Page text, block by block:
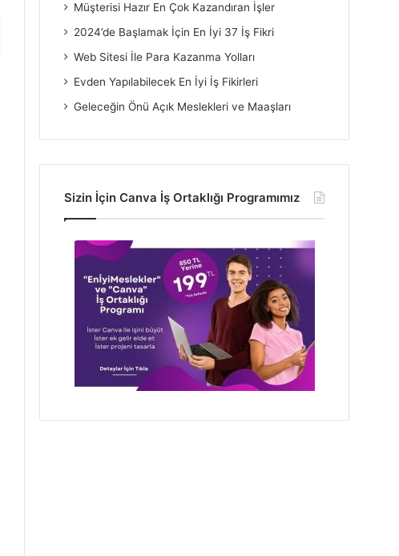
Müşterisi Hazır En Çok Kazandıran İşler
2024’de Başlamak İçin En İyi 37 İş Fikri
Web Sitesi İle Para Kazanma Yolları
Evden Yapılabilecek En İyi İş Fikirleri
Geleceğin Önü Açık Meslekleri ve Maaşları
Sizin İçin Canva İş Ortaklığı Programımız